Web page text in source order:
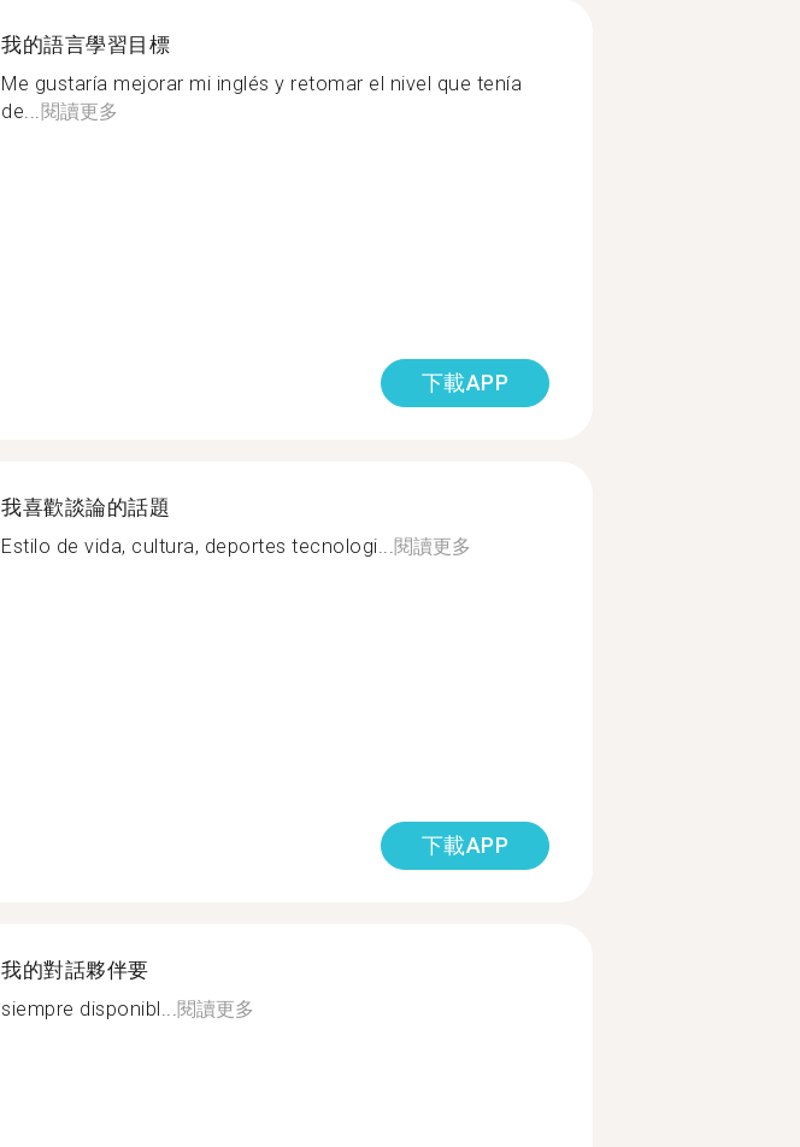
我的語言學習目標
Me gustaría mejorar mi inglés y retomar el nivel que tenía
de...閱讀更多
下載APP
我喜歡談論的話題
Estilo de vida, cultura, deportes tecnologi...閱讀更多
下載APP
我的對話夥伴要
siempre disponibl...閱讀更多